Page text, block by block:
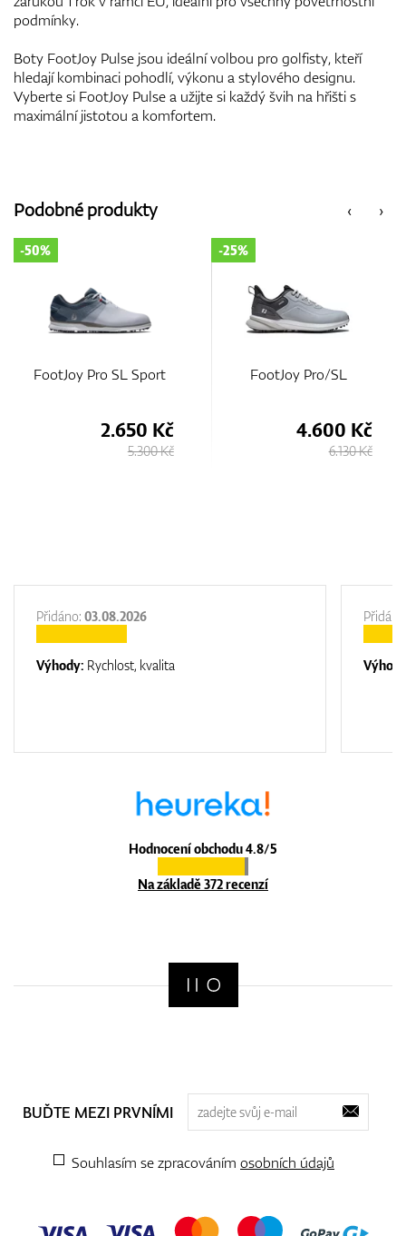
podmínky.
Boty FootJoy Pulse jsou ideální volbou pro golfisty, kteří
hledají kombinaci pohodlí, výkonu a stylového designu.
Vyberte si FootJoy Pulse a užijte si každý švih na hřišti s
maximální jistotou a komfortem.
‹
Podobné produkty ›
FootJoy Pro/SL
4.600 Kč
6.130 Kč
FootJoy Fuel Wide
3.100 Kč
4.750 Kč
Hodnocení obchodu 4.8/5
Na základě 372 recenzí
Přidáno: 03.08.2026
Výhody: Rychlost, kvalita
BUĎTE MEZI PRVNÍMI
Souhlasím se zpracováním osobních údajů